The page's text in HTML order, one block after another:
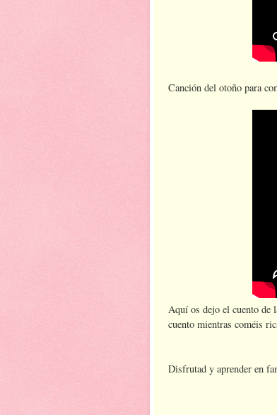
Canción del otoño para
Aquí os dejo el cuento de
cuento mientras coméis
Disfrutad y aprender en